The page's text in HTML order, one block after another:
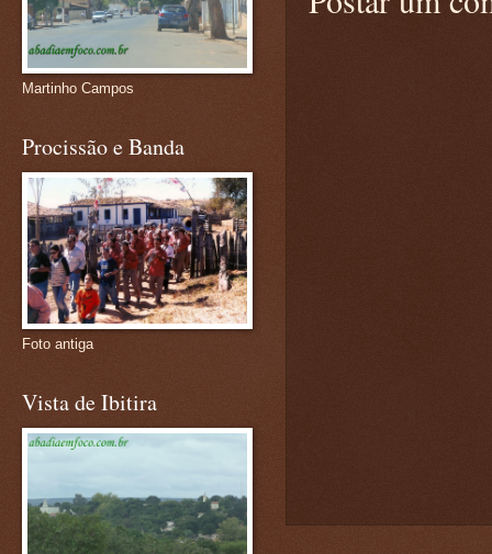
Martinho Campos
Procissão e Banda
Foto antiga
Vista de Ibitira